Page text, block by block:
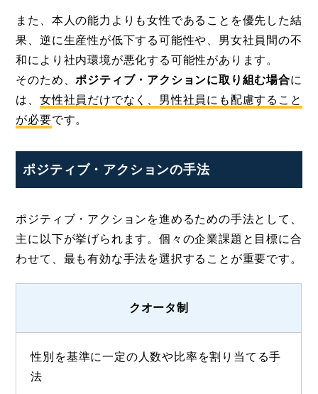
また、本人の能力よりも女性であることを優先した結
果、逆に生産性が低下する可能性や、男女社員間の不
和により社内環境が悪化する可能性があります。
そのため、ポジティブ・アクションに取り組む場合に
は、 女性社員だけでなく、男性社員にも配慮すること
が必要です。
ポジティブ・アクションの手法
ポジティブ・アクションを進めるための手法として、
主に以下が挙げられます。個々の企業課題と目標に合
わせて、最も有効な手法を選択することが重要です。
クオータ制
性別を基準に一定の人数や比率を割り当てる手
法